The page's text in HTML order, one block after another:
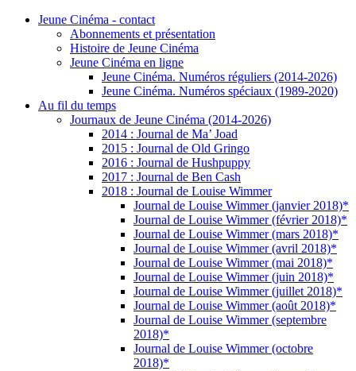
Jeune Cinéma - contact
Abonnements et présentation
Histoire de Jeune Cinéma
Jeune Cinéma en ligne
Jeune Cinéma. Numéros réguliers (2014-2026)
Jeune Cinéma. Numéros spéciaux (1989-2020)
Au fil du temps
Journaux de Jeune Cinéma (2014-2026)
2014 : Journal de Ma’ Joad
2015 : Journal de Old Gringo
2016 : Journal de Hushpuppy
2017 : Journal de Ben Cash
2018 : Journal de Louise Wimmer
Journal de Louise Wimmer (janvier 2018)*
Journal de Louise Wimmer (février 2018)*
Journal de Louise Wimmer (mars 2018)*
Journal de Louise Wimmer (avril 2018)*
Journal de Louise Wimmer (mai 2018)*
Journal de Louise Wimmer (juin 2018)*
Journal de Louise Wimmer (juillet 2018)*
Journal de Louise Wimmer (août 2018)*
Journal de Louise Wimmer (septembre
2018)*
Journal de Louise Wimmer (octobre
2018)*